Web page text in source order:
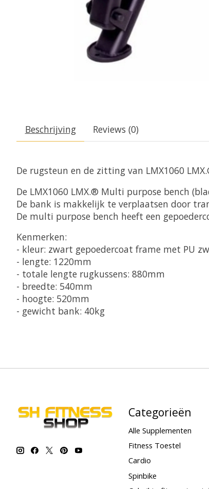
Beschrijving Reviews (0)
De rugsteun en de zitting van LMX1060
De LMX1060 LMX.® Multi purpose bench
De bank is makkelijk te verplaatsen door
De multi purpose bench heeft een
Kenmerken:
- kleur: zwart gepoedercoat frame met PU
- lengte: 1220mm
- totale lengte rugkussens: 880mm
- breedte: 540mm
- hoogte: 520mm
- gewicht bank: 40kg
Categorieën
Alle Supplementen
Fitness Toestel
Cardio
Spinbike